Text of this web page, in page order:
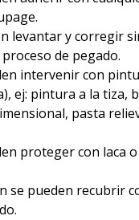
levantar y corregir
de pegado.
intervenir con
ej: pintura a la tiza,
pasta
proteger con laca
se pueden recubrir